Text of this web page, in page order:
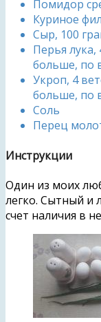
Помидор
Куриное
Сыр, 100
Перья
больше, по
Укроп, 4
больше, по
Соль
Перец
Инструкции
Один из моих
легко. Сытный и
счет наличия в